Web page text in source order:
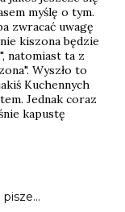
myślę o tym.
zwracać uwagę
kiszona będzie
natomiast ta z
Wyszło to
Kuchennych
Jednak coraz
kapustę
pisze…